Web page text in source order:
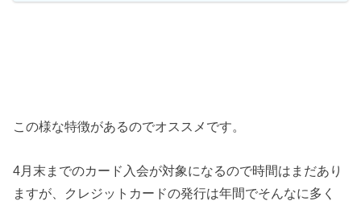
この様な特徴があるのでオススメです。
4月末までのカード入会が対象になるので時間はまだあり
ますが、クレジットカードの発行は年間でそんなに多く